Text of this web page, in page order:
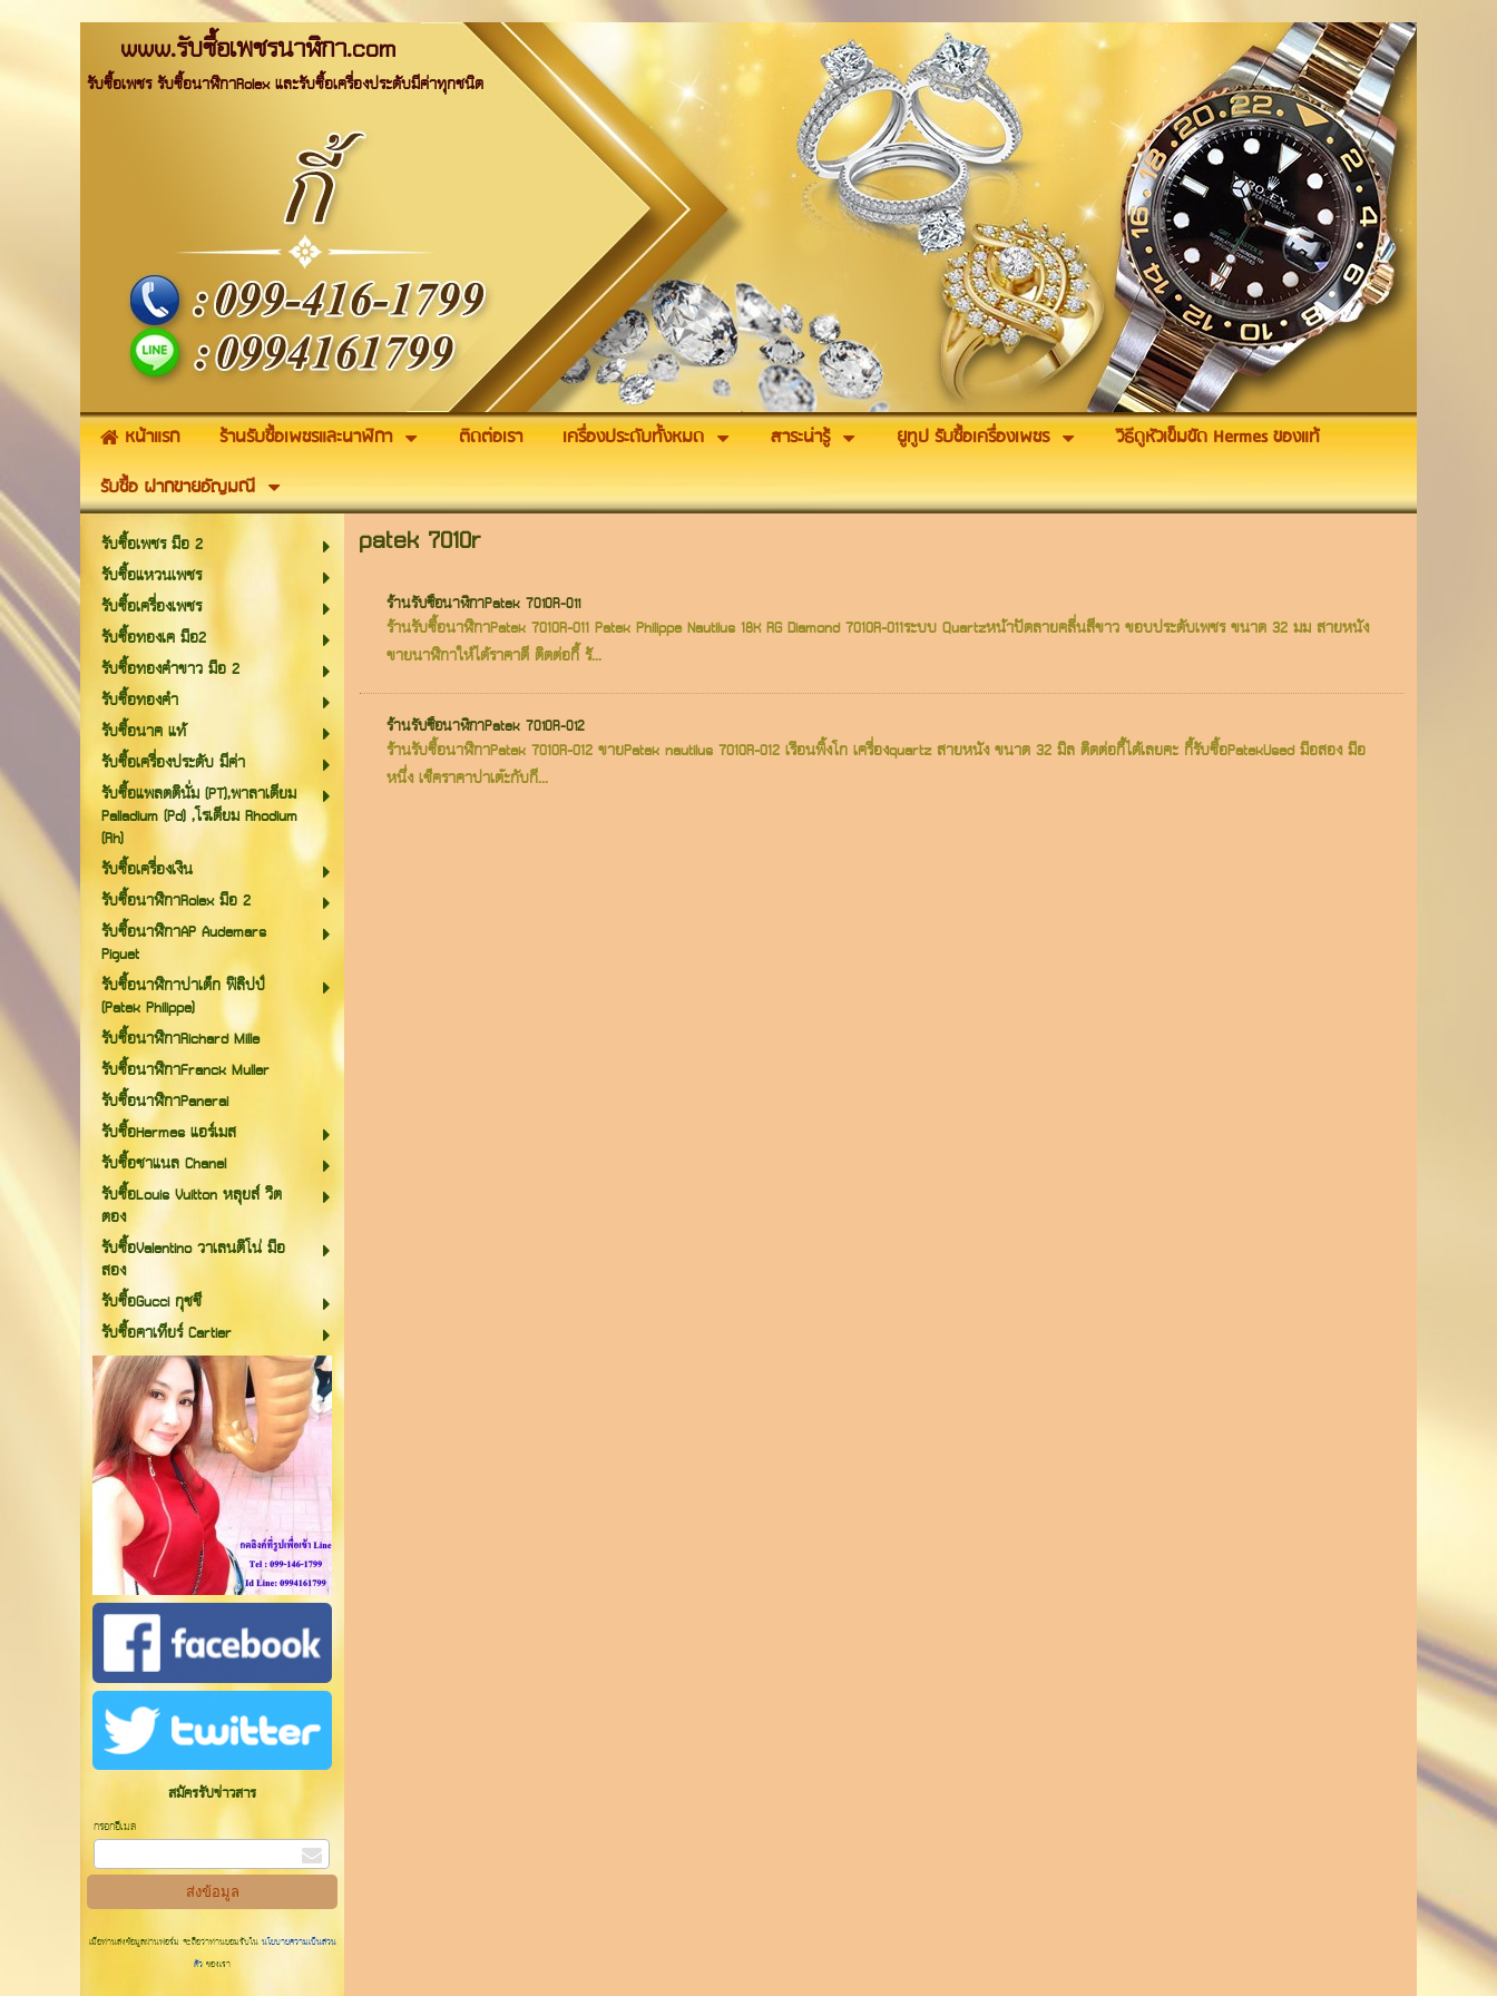
www.รับซื้อเพชรนาฬิกา.com
รับซื้อเพชร รับซื้อนาฬิกาRolex และรับซื้อเครื่องประดับมีค่าทุกชนิด
หน้าแรก ร้านรับซื้อเพชรและนาฬิกา ติดต่อเรา เครื่องประดับทั้งหมด สาระน่ารู้ ยูทูป รับซื้อเครื่องเพชร
วิธีดูหัวเข็มขัด Hermes ของแท้
รับซื้อ ฝากขายอัญมณี
รับซื้อเพชร มือ 2
รับซื้อแหวนเพชร
รับซื้อเครื่องเพชร
รับซื้อทองเค มือ2
รับซื้อทองคำขาว มือ 2
รับซื้อทองคำ
รับซื้อนาค แท้
รับซื้อเครื่องประดับ มีค่า
รับซื้อแพลตตินั่ม (PT),พาลาเดียม
Palladium (Pd) ,โรเดียม Rhodium
(Rh)
รับซื้อเครื่องเงิน
รับซื้อนาฬิกาRolex มือ 2
รับซื้อนาฬิกาAP Audemars
Piguet
รับซื้อนาฬิกาปาเต็ก ฟิลิปป์
(Patek Philippe)
รับซื้อนาฬิกาRichard Mille
รับซื้อนาฬิกาFranck Muller
รับซื้อนาฬิกาPanerai
รับซื้อHermes แอร์เมส
รับซื้อชาแนล Chanel
รับซื้อLouis Vuitton หลุยส์ วิต
ตอง
รับซื้อValentino วาเลนติโน่ มือ
สอง
รับซื้อGucci กุชชี
รับซื้อคาเทียร์ Cartier
สมัครรับข่าวสาร
กรอกอีเมล
เมื่อท่านส่งข้อมูลผ่านฟอร์ม จะถือว่าท่านยอมรับในนโยบายความเป็นส่วน
ตัวของเรา
patek 7010r
ร้านรับซื้อนาฬิกาPatek 7010R-011
ร้านรับซื้อนาฬิกาPatek 7010R-011 Patek Philippe Nautilus 18K RG Diamond 7010R-011ระบบ Quartzหน้าปัดลายคลื่นสีขาว ขอบประดับเพชร ขนาด 32 มม สายหนัง
ขายนาฬิกาให้ได้ราคาดี ติดต่อกี้ รั...
ร้านรับซื้อนาฬิกาPatek 7010R-012
ร้านรับซื้อนาฬิกาPatek 7010R-012 ขายPatek nautilus 7010R-012 เรือนพิ้งโก เครื่องquartz สายหนัง ขนาด 32 มิล ติดต่อกี้ได้เลยคะ กี้รับซื้อPatekUsed มือสอง มือ
หนึ่ง เช็คราคาปาเต๊ะกับกี...